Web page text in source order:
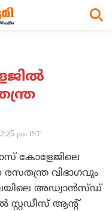
pm IST
കോളേജിലെ
വിഭാഗവും
അഡ്വാന്‍സ്ഡ്
ആന്റ്